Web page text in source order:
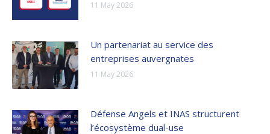
11 May 2026
Un partenariat au service des
entreprises auvergnates
11 May 2026
Défense Angels et INAS structurent
l’écosystème dual-use